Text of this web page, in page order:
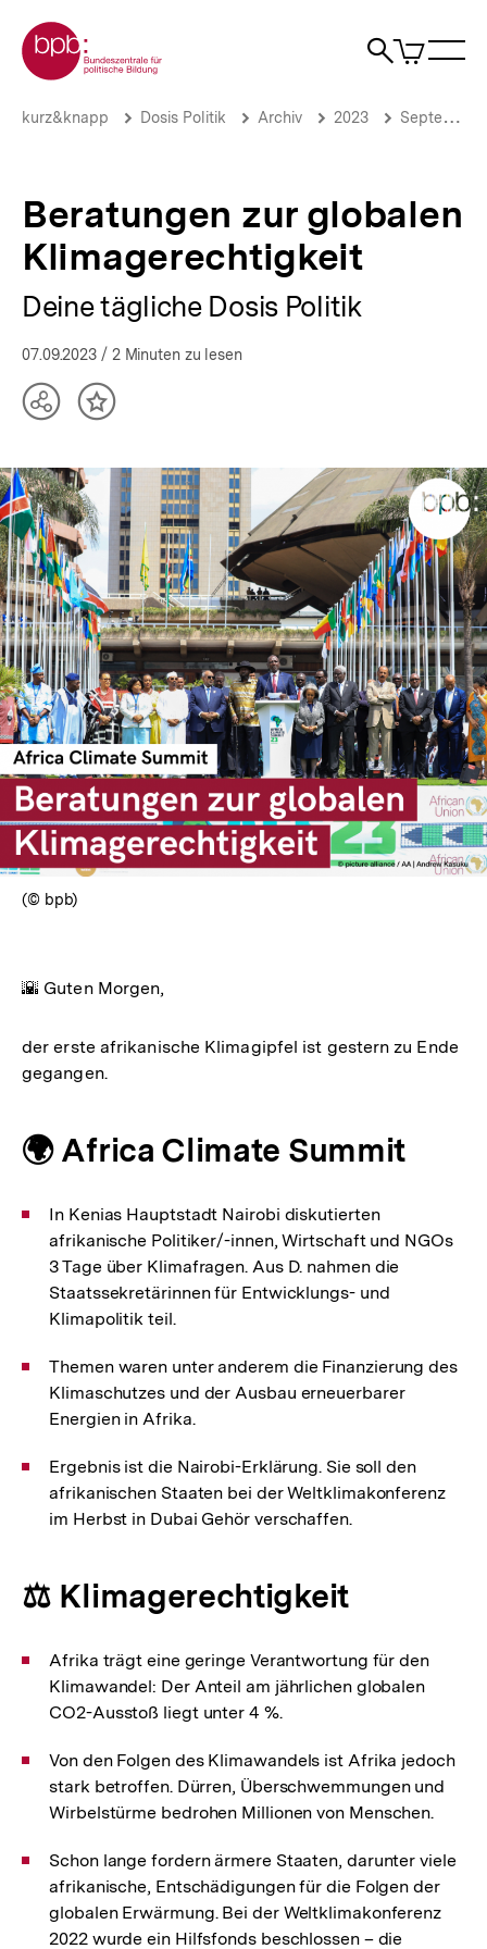
zum
Seiteninhalt
springen
Zur Startseite der bpb
Suche
Artikel
im
Beratungen
Deine
tägliche
Dosis
Brotkrümelnavigation
Pfadnavigation
kurz&knapp Dosis Politik Archiv 2023 September 2023
Beratungen zur globalen
Klimagerechtigkeit
Deine tägliche Dosis Politik
07.09.2023 / 2 Minuten zu lesen
TeilenInhalt
(© bpb)
🌇 Guten Morgen,
der erste afrikanische Klimagipfel ist gestern zu Ende
gegangen.
🌍️ Africa Climate Summit
In Kenias Hauptstadt Nairobi diskutierten
afrikanische Politiker/-innen, Wirtschaft und NGOs
3 Tage über Klimafragen. Aus D. nahmen die
Staatssekretärinnen für Entwicklungs- und
Klimapolitik teil.
Themen waren unter anderem die Finanzierung des
Klimaschutzes und der Ausbau erneuerbarer
Energien in Afrika.
Ergebnis ist die Nairobi-Erklärung. Sie soll den
afrikanischen Staaten bei der Weltklimakonferenz
im Herbst in Dubai Gehör verschaffen.
⚖️ Klimagerechtigkeit
Afrika trägt eine geringe Verantwortung für den
Klimawandel: Der Anteil am jährlichen globalen
CO2-Ausstoß liegt unter 4 %.
Von den Folgen des Klimawandels ist Afrika jedoch
stark betroffen. Dürren, Überschwemmungen und
Wirbelstürme bedrohen Millionen von Menschen.
Schon lange fordern ärmere Staaten, darunter viele
afrikanische, Entschädigungen für die Folgen der
globalen Erwärmung. Bei der Weltklimakonferenz
2022 wurde ein Hilfsfonds beschlossen – die